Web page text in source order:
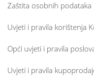
Zaštita osobnih podataka
Uvjeti i pravila korištenja
Opći uvjeti i pravila
Uvjeti i pravila